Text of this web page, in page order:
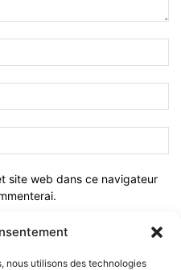
nous utilisons des technologies
site web dans ce navigateur